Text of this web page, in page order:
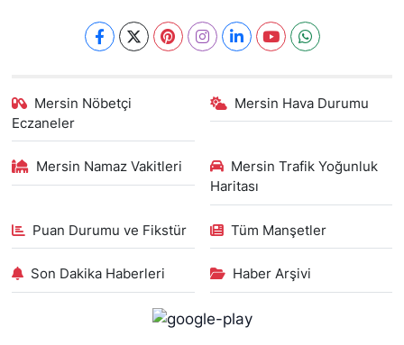
Mersin Nöbetçi
Eczaneler
Mersin Hava Durumu
Mersin Namaz Vakitleri
Mersin Trafik Yoğunluk
Haritası
Puan Durumu ve Fikstür Tüm Manşetler
Son Dakika Haberleri Haber Arşivi